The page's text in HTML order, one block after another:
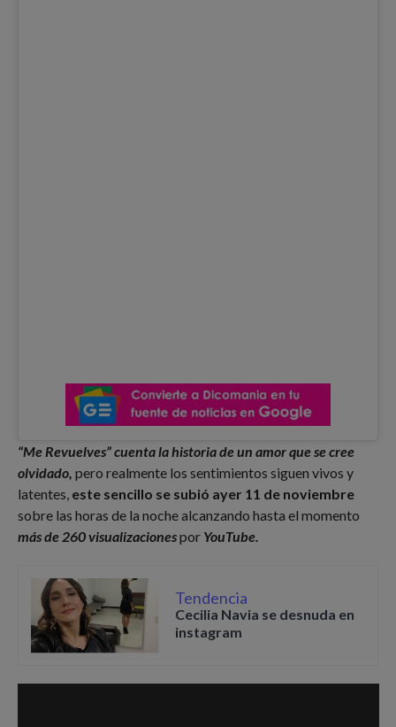
“Me Revuelves” cuenta la historia de un amor que se cree
olvidado, pero realmente los sentimientos siguen vivos y
latentes, este sencillo se subió ayer 11 de noviembre
sobre las horas de la noche alcanzando hasta el momento
más de 260 visualizacionesporYouTube.
Tendencia
Cecilia Navia se desnuda en
instagram